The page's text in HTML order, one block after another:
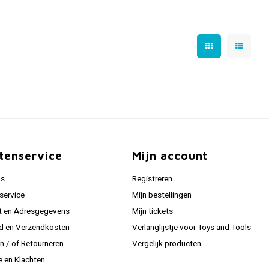
en Adresgegevens
en Verzendkosten
/ of Retourneren
en Klachten
Mijn account
Registreren
Mijn bestellingen
Mijn tickets
Verlanglijstje voor Toys and Tools
Vergelijk producten